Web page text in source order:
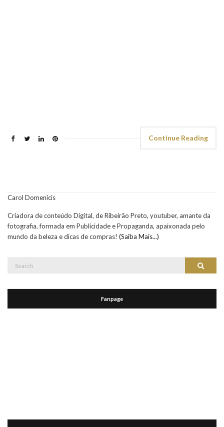
Continue Reading
Carol Domenicis
Criadora de conteúdo Digital, de Ribeirão Preto, youtuber, amante da
fotografia, formada em Publicidade e Propaganda, apaixonada pelo
mundo da beleza e dicas de compras! (Saiba Mais...)
Search
Search
Fanpage